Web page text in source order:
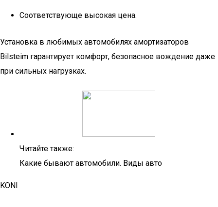
Соответствующе высокая цена.
Установка в любимых автомобилях амортизаторов
Bilsteim гарантирует комфорт, безопасное вождение даже
при сильных нагрузках.
Читайте также:
Какие бывают автомобили. Виды авто
KONI